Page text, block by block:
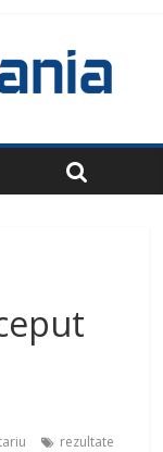
rezultate